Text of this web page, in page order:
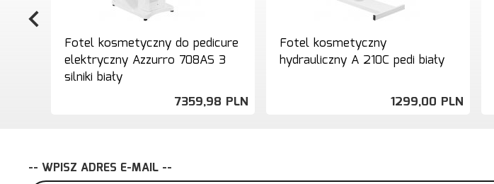
Fotel kosmetyczny do pedicure
elektryczny Azzurro 708AS 3
silniki biały
7359,98 PLN
Fotel kosmetyczny
hydrauliczny A 210C pedi biały
1299,00 PLN
-- WPISZ ADRES E-MAIL --